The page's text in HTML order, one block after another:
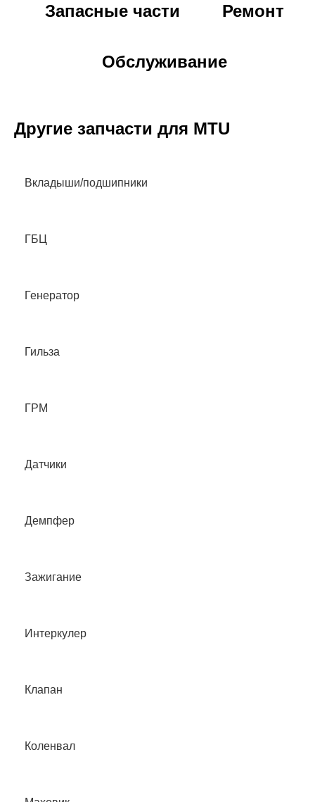
Запасные части Ремонт
Обслуживание
Другие запчасти для MTU
Вкладыши/подшипники
ГБЦ
Генератор
Гильза
ГРМ
Датчики
Демпфер
Зажигание
Интеркулер
Клапан
Коленвал